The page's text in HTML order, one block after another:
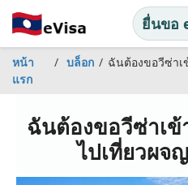
ยื่นขอ
หน้า
แรก
บล็อก ฉันต้องขอวีซ่าเข้า
ฉันต้องขอวีซ่าเข้
ไปเที่ยวผจ